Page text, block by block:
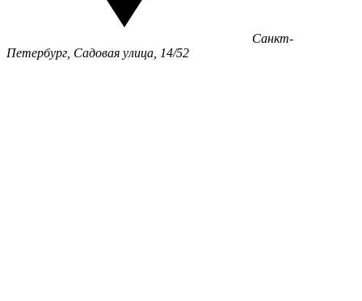
Санкт-
Петербург, Садовая улица, 14/52